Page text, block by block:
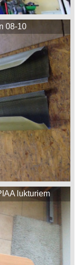
08-10
lukturiem